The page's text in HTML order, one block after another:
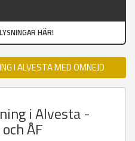
HÄR!
I ALVESTA MED OMNEJD
i Alvesta -
ÅF